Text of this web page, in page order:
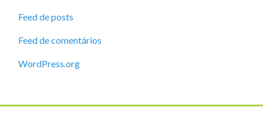
Feed de posts
Feed de comentários
WordPress.org